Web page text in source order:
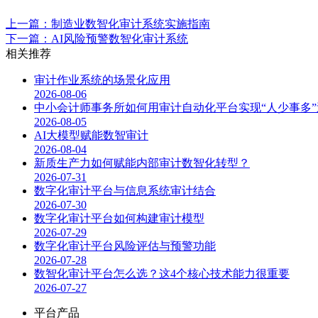
上一篇：制造业数智化审计系统实施指南
下一篇：AI风险预警数智化审计系统
相关推荐
审计作业系统的场景化应用
2026-08-06
中小会计师事务所如何用审计自动化平台实现“人少事多
2026-08-05
AI大模型赋能数智审计
2026-08-04
新质生产力如何赋能内部审计数智化转型？
2026-07-31
数字化审计平台与信息系统审计结合
2026-07-30
数字化审计平台如何构建审计模型
2026-07-29
数字化审计平台风险评估与预警功能
2026-07-28
数智化审计平台怎么选？这4个核心技术能力很重要
2026-07-27
平台产品